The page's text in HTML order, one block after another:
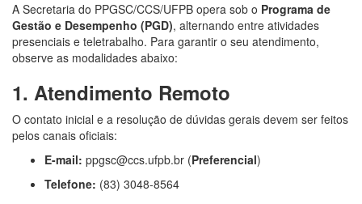
A Secretaria do PPGSC/CCS/UFPB opera sob o Programa de
Gestão e Desempenho (PGD), alternando entre atividades
presenciais e teletrabalho. Para garantir o seu atendimento,
observe as modalidades abaixo:
1. Atendimento Remoto
O contato inicial e a resolução de dúvidas gerais devem ser feitos
pelos canais oficiais:
E-mail: ppgsc@ccs.ufpb.br (Preferencial)
Telefone: (83) 3048-8564